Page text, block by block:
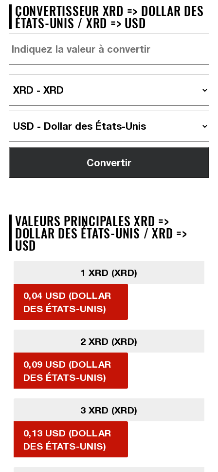
CONVERTISSEUR XRD => DOLLAR DES
ÉTATS-UNIS / XRD => USD
VALEURS PRINCIPALES XRD =>
DOLLAR DES ÉTATS-UNIS / XRD =>
USD
1 XRD (XRD)
0,04 USD (DOLLAR
DES ÉTATS-UNIS)
2 XRD (XRD)
0,09 USD (DOLLAR
DES ÉTATS-UNIS)
3 XRD (XRD)
0,13 USD (DOLLAR
DES ÉTATS-UNIS)